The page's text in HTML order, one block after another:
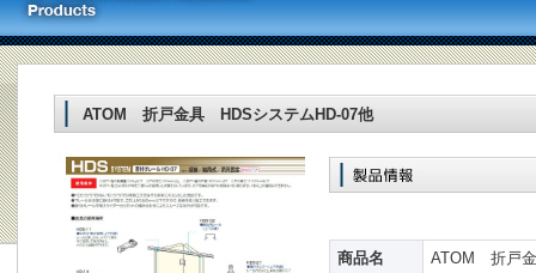
ATOM 折戸金具 HDSシステムHD-07他
商品名
ATOM 折戸